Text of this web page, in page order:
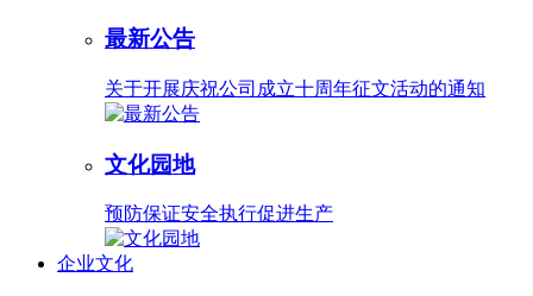
最新公告
关于开展庆祝公司成立十周年征文活动的通知
文化园地
预防保证安全执行促进生产
企业文化